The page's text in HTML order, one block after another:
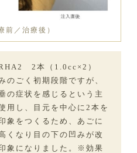
前／治療後）
2本（1.0cc×2）
のごく初期段階ですが、
の症状を感じるという主
用し、目元を中心に2本を
象をつくるため、あごに
くなり目の下の凹みが改
象になりました。※効果